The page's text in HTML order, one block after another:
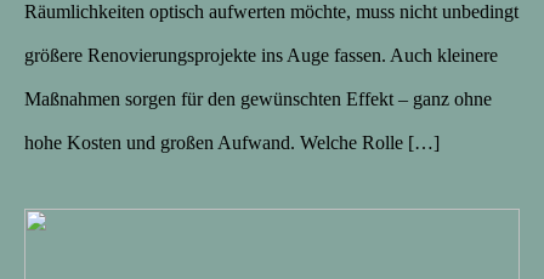
Räumlichkeiten optisch aufwerten möchte, muss nicht unbedingt
größere Renovierungsprojekte ins Auge fassen. Auch kleinere
Maßnahmen sorgen für den gewünschten Effekt – ganz ohne
hohe Kosten und großen Aufwand. Welche Rolle […]